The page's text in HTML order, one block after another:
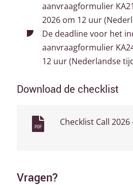
aanvraagformulier
2026 om 12 uur
De deadline voor het
aanvraagformulier
12 uur (Nederlandse
Download de checklist
PDF Checklist Call 2026
Vragen?